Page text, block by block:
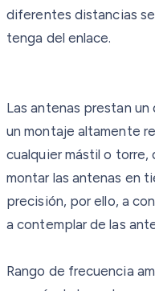
diferentes distancias
tenga del enlace.
Las antenas prestan
un montaje altamente
cualquier mástil o torre,
montar las antenas en
precisión, por ello, a
a contemplar de las
Rango de frecuencia